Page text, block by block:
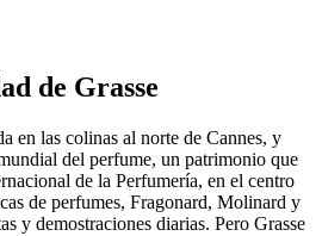
de Grasse
en las colinas al norte de Cannes, y
del perfume, un patrimonio que
de la Perfumería, en el centro
de perfumes, Fragonard, Molinard y
y demostraciones diarias. Pero Grasse